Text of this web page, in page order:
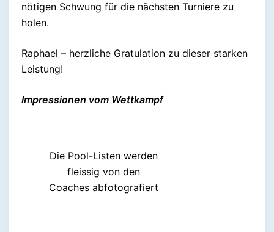
nötigen Schwung für die nächsten Turniere zu
holen.
Raphael – herzliche Gratulation zu dieser starken
Leistung!
Impressionen vom Wettkampf
Die Pool-Listen werden
fleissig von den
Coaches abfotografiert